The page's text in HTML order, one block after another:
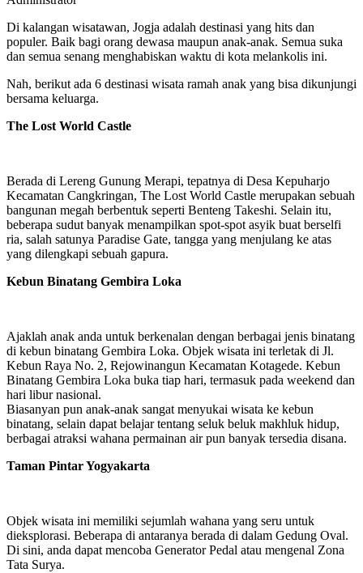
Di kalangan wisatawan, Jogja adalah destinasi yang hits dan
populer. Baik bagi orang dewasa maupun anak-anak. Semua suka
dan semua senang menghabiskan waktu di kota melankolis ini.
Nah, berikut ada 6 destinasi wisata ramah anak yang bisa dikunjungi
bersama keluarga.
The Lost World Castle
Berada di Lereng Gunung Merapi, tepatnya di Desa Kepuharjo
Kecamatan Cangkringan, The Lost World Castle merupakan sebuah
bangunan megah berbentuk seperti Benteng Takeshi. Selain itu,
beberapa sudut banyak menampilkan spot-spot asyik buat berselfi
ria, salah satunya Paradise Gate, tangga yang menjulang ke atas
yang dilengkapi sebuah gapura.
Kebun Binatang Gembira Loka
Ajaklah anak anda untuk berkenalan dengan berbagai jenis binatang
di kebun binatang Gembira Loka. Objek wisata ini terletak di Jl.
Kebun Raya No. 2, Rejowinangun Kecamatan Kotagede. Kebun
Binatang Gembira Loka buka tiap hari, termasuk pada weekend dan
hari libur nasional.
Biasanyan pun anak-anak sangat menyukai wisata ke kebun
binatang, selain dapat belajar tentang seluk beluk makhluk hidup,
berbagai atraksi wahana permainan air pun banyak tersedia disana.
Taman Pintar Yogyakarta
Objek wisata ini memiliki sejumlah wahana yang seru untuk
dieksplorasi. Beberapa di antaranya berada di dalam Gedung Oval.
Di sini, anda dapat mencoba Generator Pedal atau mengenal Zona
Tata Surya.